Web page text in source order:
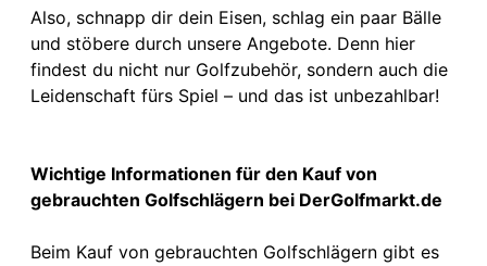
Also, schnapp dir dein Eisen, schlag ein paar Bälle
und stöbere durch unsere Angebote. Denn hier
findest du nicht nur Golfzubehör, sondern auch die
Leidenschaft fürs Spiel – und das ist unbezahlbar!
Wichtige Informationen für den Kauf von
gebrauchten Golfschlägern bei DerGolfmarkt.de
Beim Kauf von gebrauchten Golfschlägern gibt es